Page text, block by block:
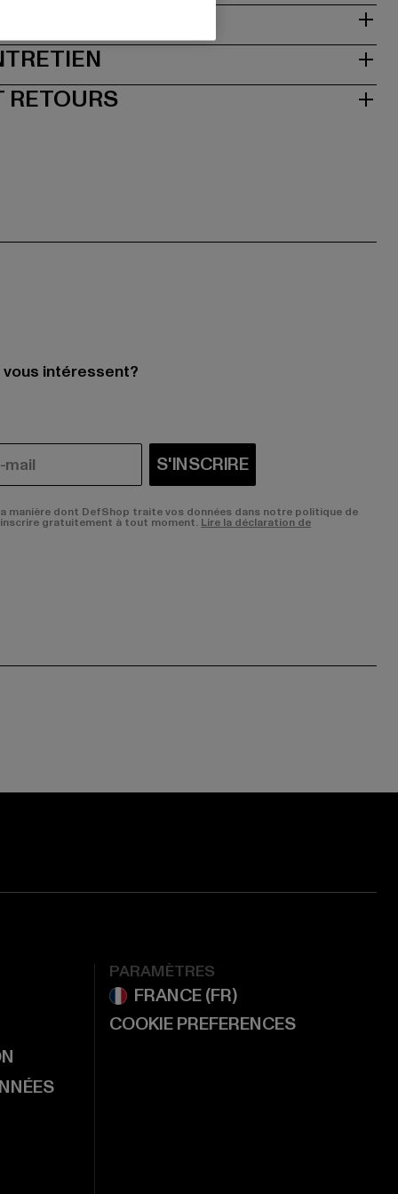
RETOURS
intéressent?
S'INSCRIRE
manière dont DefShop traite vos données dans notre politique de
gratuitement à tout moment. Lire la déclaration de
page:channel:
PARAMÈTRES
COOKIE PREFERENCES